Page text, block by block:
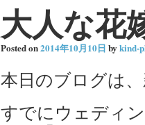
大人な花
Posted on2014年10月10日 bykind-
本日のブログは
すでにウェディ